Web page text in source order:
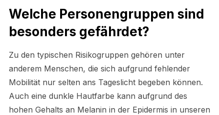
Welche Personengruppen sind
besonders gefährdet?
Zu den typischen Risikogruppen gehören unter
anderem Menschen, die sich aufgrund fehlender
Mobilität nur selten ans Tageslicht begeben können.
Auch eine dunkle Hautfarbe kann aufgrund des
hohen Gehalts an Melanin in der Epidermis in unseren